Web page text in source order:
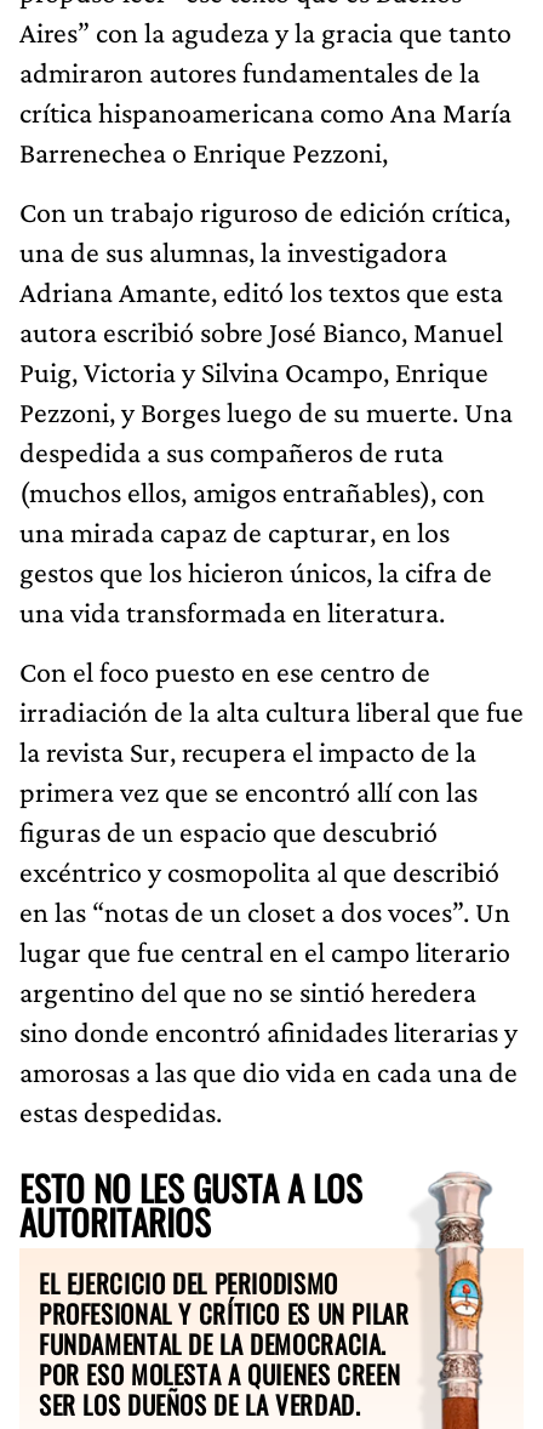
Aires” con la agudeza y la gracia que tanto
admiraron autores fundamentales de la
crítica hispanoamericana como Ana María
Barrenechea o Enrique Pezzoni,
Con un trabajo riguroso de edición crítica,
una de sus alumnas, la investigadora
Adriana Amante, editó los textos que esta
autora escribió sobre José Bianco, Manuel
Puig, Victoria y Silvina Ocampo, Enrique
Pezzoni, y Borges luego de su muerte. Una
despedida a sus compañeros de ruta
(muchos ellos, amigos entrañables), con
una mirada capaz de capturar, en los
gestos que los hicieron únicos, la cifra de
una vida transformada en literatura.
Con el foco puesto en ese centro de
irradiación de la alta cultura liberal que fue
la revista Sur, recupera el impacto de la
primera vez que se encontró allí con las
figuras de un espacio que descubrió
excéntrico y cosmopolita al que describió
en las “notas de un closet a dos voces”. Un
lugar que fue central en el campo literario
argentino del que no se sintió heredera
sino donde encontró afinidades literarias y
amorosas a las que dio vida en cada una de
estas despedidas.
ESTO NO LES GUSTA A LOS
AUTORITARIOS
EL EJERCICIO DEL PERIODISMO
PROFESIONAL Y CRÍTICO ES UN PILAR
FUNDAMENTAL DE LA DEMOCRACIA.
POR ESO MOLESTA A QUIENES CREEN
SER LOS DUEÑOS DE LA VERDAD.